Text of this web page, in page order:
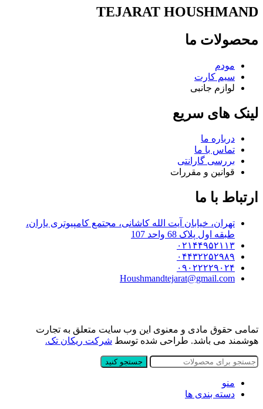
TEJARAT HOUSHMAND
محصولات ما
مودم
سیم کارت
لوازم جانبی
لینک های سریع
درباره ما
تماس با ما
بررسی گارانتی
قوانین و مقررات
ارتباط با ما
تهران، خیابان آیت الله کاشانی، مجتمع کامپیوتری یاران،
طبقه اول پلاک 68 واحد 107
۰۲۱۴۴۹۵۲۱۱۳
۰۴۴۳۲۲۵۲۹۸۹
۰۹۰۲۲۲۲۹۰۲۴
Houshmandtejarat@gmail.com
تمامی حقوق مادی و معنوی این وب سایت متعلق به تجارت
هوشمند می باشد. طراحی شده توسط شرکت ریکان تک.
جستجو کنید
منو
دسته بندی ها